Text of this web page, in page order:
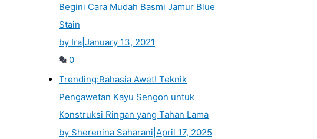
Begini Cara Mudah Basmi Jamur Blue
Stain
by Ira January 13, 2021
0
Trending:Rahasia Awet! Teknik
Pengawetan Kayu Sengon untuk
Konstruksi Ringan yang Tahan Lama
by Sherenina Saharani April 17, 2025